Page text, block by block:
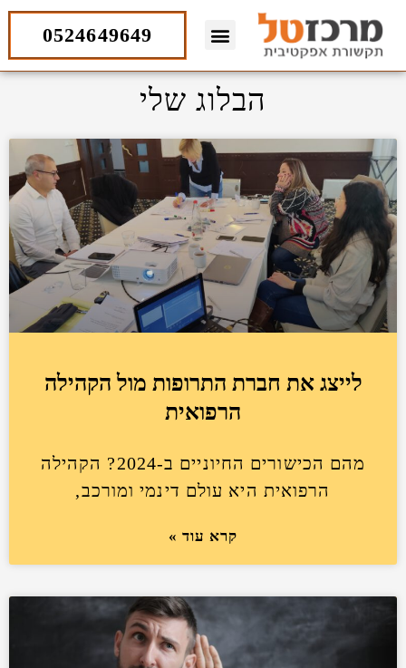
לתוכן
0524649649
הבלוג שלי
לייצג את חברת התרופות מול הקהילה
הרפואית
מהם הכישורים החיוניים ב-2024? הקהילה
הרפואית היא עולם דינמי ומורכב,
קרא עוד »